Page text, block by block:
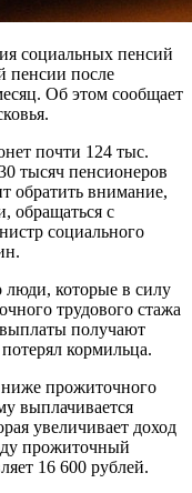
социальных пенсий
пенсии после
Об этом сообщает
почти 124 тыс.
тысяч пенсионеров
обратить внимание,
обращаться с
социального
которые в силу
трудового стажа
получают
кормильца.
ниже прожиточного
выплачивается
увеличивает доход
прожиточный
16 600 рублей.